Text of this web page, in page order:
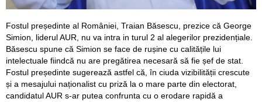
Fostul președinte al României, Traian Băsescu, prezice că George
Simion, liderul AUR, nu va intra in turul 2 al alegerilor prezidențiale.
Băsescu spune că Simion se face de rușine cu calitățile lui
intelectuale fiindcă nu are pregătirea necesară să fie șef de stat.
Fostul președinte sugerează astfel că, în ciuda vizibilității crescute
și a mesajului naționalist cu priză la o mare parte din electorat,
candidatul AUR s-ar putea confrunta cu o erodare rapidă a